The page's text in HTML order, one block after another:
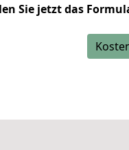
Sie jetzt das